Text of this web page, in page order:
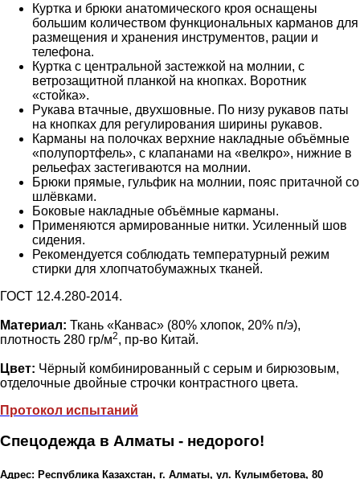
Куртка и брюки анатомического кроя оснащены
большим количеством функциональных карманов для
размещения и хранения инструментов, рации и
телефона.
Куртка с центральной застежкой на молнии, с
ветрозащитной планкой на кнопках. Воротник
«стойка».
Рукава втачные, двухшовные. По низу рукавов паты
на кнопках для регулирования ширины рукавов.
Карманы на полочках верхние накладные объёмные
«полупортфель», с клапанами на «велкро», нижние в
рельефах застегиваются на молнии.
Брюки прямые, гульфик на молнии, пояс притачной со
шлёвками.
Боковые накладные объёмные карманы.
Применяются армированные нитки. Усиленный шов
сидения.
Рекомендуется соблюдать температурный режим
стирки для хлопчатобумажных тканей.
ГОСТ 12.4.280-2014.
Материал: Ткань «Канвас» (80% хлопок, 20% п/э),
плотность 280 гр/м2, пр-во Китай.
Цвет: Чёрный комбинированный с серым и бирюзовым,
отделочные двойные строчки контрастного цвета.
Протокол испытаний
Спецодежда в Алматы - недорого!
Адрес: Республика Казахстан, г. Алматы, ул. Кулымбетова, 80